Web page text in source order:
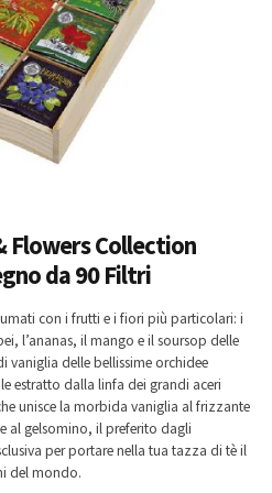
15,80 € 15,00 €
-4%
Akashi 50 Cl
44,00 € 42,00 €
Flowers Collection
da 90 Filtri
con i frutti e i fiori più particolari: i
l’ananas, il mango e il soursop delle
vaniglia delle bellissime orchidee
estratto dalla linfa dei grandi aceri
unisce la morbida vaniglia al frizzante
al gelsomino, il preferito dagli
per portare nella tua tazza di tè il
del mondo.